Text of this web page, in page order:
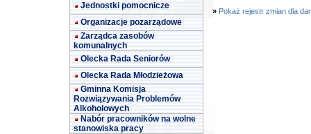
Jednostki pomocnicze
Organizacje pozarządowe
Zarządca zasobów
komunalnych
Olecka Rada Seniorów
Olecka Rada Młodzieżowa
Gminna Komisja
Rozwiązywania Problemów
Alkoholowych
Nabór pracowników na wolne
stanowiska pracy
» Pokaż rejestr zmian dla